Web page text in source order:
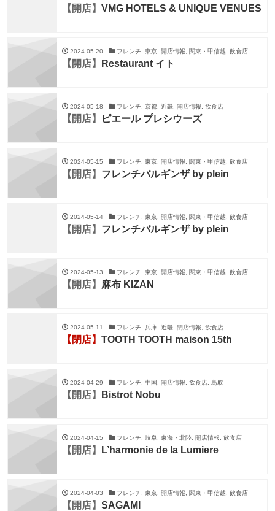
【開店】 VMG HOTELS & UNIQUE VENUES
2024-05-20 フレンチ, 東京, 開店情報, 関東・甲信越, 飲食店
【開店】 Restaurant イト
2024-05-18 フレンチ, 京都, 近畿, 開店情報, 飲食店
【開店】 ピエール プレシウーズ
2024-05-15 フレンチ, 東京, 開店情報, 関東・甲信越, 飲食店
【開店】 フレンチバルギンザ by plein
2024-05-14 フレンチ, 東京, 開店情報, 関東・甲信越, 飲食店
【開店】 フレンチバルギンザ by plein
2024-05-13 フレンチ, 東京, 開店情報, 関東・甲信越, 飲食店
【開店】 麻布 KIZAN
2024-05-11 フレンチ, 兵庫, 近畿, 閉店情報, 飲食店
【閉店】 TOOTH TOOTH maison 15th
2024-04-29 フレンチ, 中国, 開店情報, 飲食店, 鳥取
【開店】 Bistrot Nobu
2024-04-15 フレンチ, 岐阜, 東海・北陸, 開店情報, 飲食店
【開店】 L’harmonie de la Lumiere
2024-04-03 フレンチ, 東京, 開店情報, 関東・甲信越, 飲食店
【開店】 SAGAMI